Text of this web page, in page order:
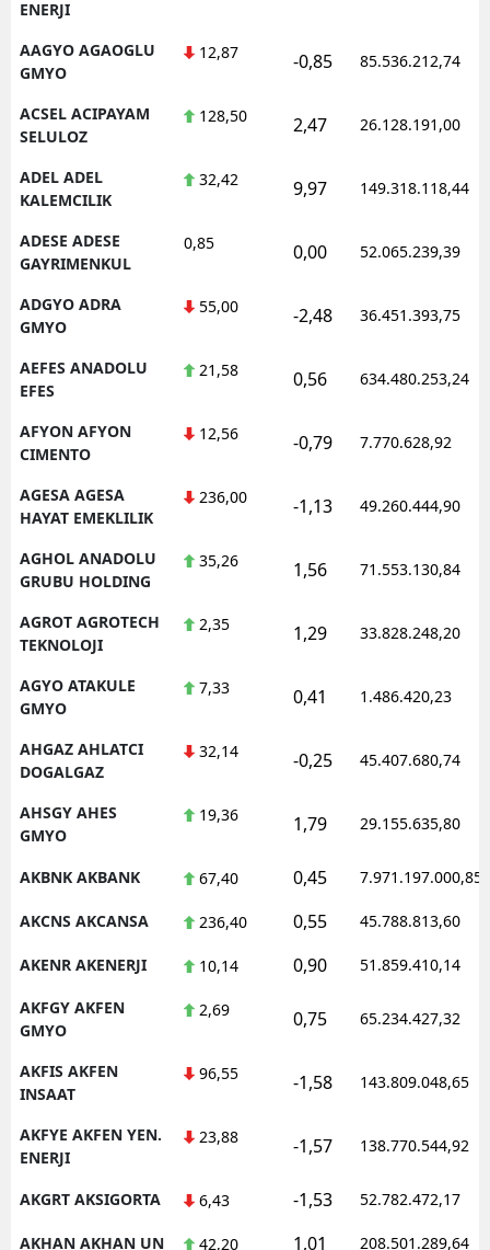
ENERJI
AAGYO AGAOGLU
GMYO
12,87 -0,85 85.536.212,74
ACSEL ACIPAYAM
SELULOZ
128,50 2,47 26.128.191,00
ADEL ADEL
KALEMCILIK
32,42 9,97 149.318.118,44
ADESE ADESE
GAYRIMENKUL
0,85 0,00 52.065.239,39
ADGYO ADRA
GMYO
55,00 -2,48 36.451.393,75
AEFES ANADOLU
EFES
21,58 0,56 634.480.253,24
AFYON AFYON
CIMENTO
12,56 -0,79 7.770.628,92
AGESA AGESA
HAYAT EMEKLILIK
236,00 -1,13 49.260.444,90
AGHOL ANADOLU
GRUBU HOLDING
35,26 1,56 71.553.130,84
AGROT AGROTECH
TEKNOLOJI
2,35 1,29 33.828.248,20
AGYO ATAKULE
GMYO
7,33 0,41 1.486.420,23
AHGAZ AHLATCI
DOGALGAZ
32,14 -0,25 45.407.680,74
AHSGY AHES
GMYO
19,36 1,79 29.155.635,80
AKBNK AKBANK 67,40 0,45 7.971.197.000,85
AKCNS AKCANSA 236,40 0,55 45.788.813,60
AKENR AKENERJI 10,14 0,90 51.859.410,14
AKFGY AKFEN
GMYO
2,69 0,75 65.234.427,32
AKFIS AKFEN
INSAAT
96,55 -1,58 143.809.048,65
AKFYE AKFEN YEN.
ENERJI
23,88 -1,57 138.770.544,92
AKGRT AKSIGORTA 6,43 -1,53 52.782.472,17
AKHAN AKHAN UN 42,20 1,01 208.501.289,64